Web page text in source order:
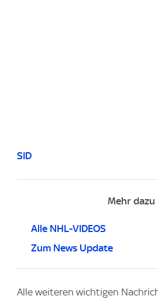
SID
Mehr dazu
Alle NHL-VIDEOS
Zum News Update
Alle weiteren wichtigen